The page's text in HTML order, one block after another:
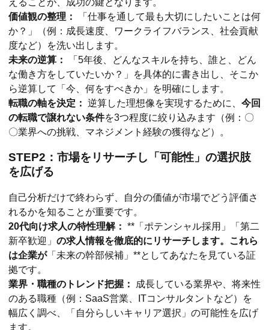
価値観の整理：
「仕事を通して最も大切にしたいことは何
か？」（例：成長速度、ワークライフバランス、社会貢献
度など）を洗い出します。
未来の逆算：
「5年後、どんなスキルを持ち、誰と、どん
な働き方をしていたいか？」を具体的に書き出し、そこか
ら逆算して「今、何をすべきか」を明確にします。
転職の軸を決定： 逆算した理想像を実現するために、 今回
の転職で譲れない条件を3つ程度に絞り込みます（例：〇
〇業界への挑戦、マネジメント経験の獲得など）。
STEP2：市場をリサーチし「可能性」の選択肢
を広げる
自己分析だけで終わらず、自分の価値が市場でどう評価さ
れるかを知ることが重要です。
20代向け求人の特性理解： **「ポテンシャル採用」「第二
新卒歓迎」 の求人情報を徹底的にリサーチします。これら
は企業が「未来の幹部候補」**としてあなたを見ている証
拠です。
業界・職種のトレンド把握：
成長している業界や、将来性
のある職種（例：SaaS営業、ITコンサルタントなど）を
幅広く調べ、「自分らしいキャリア選択」の可能性を広げ
ます。